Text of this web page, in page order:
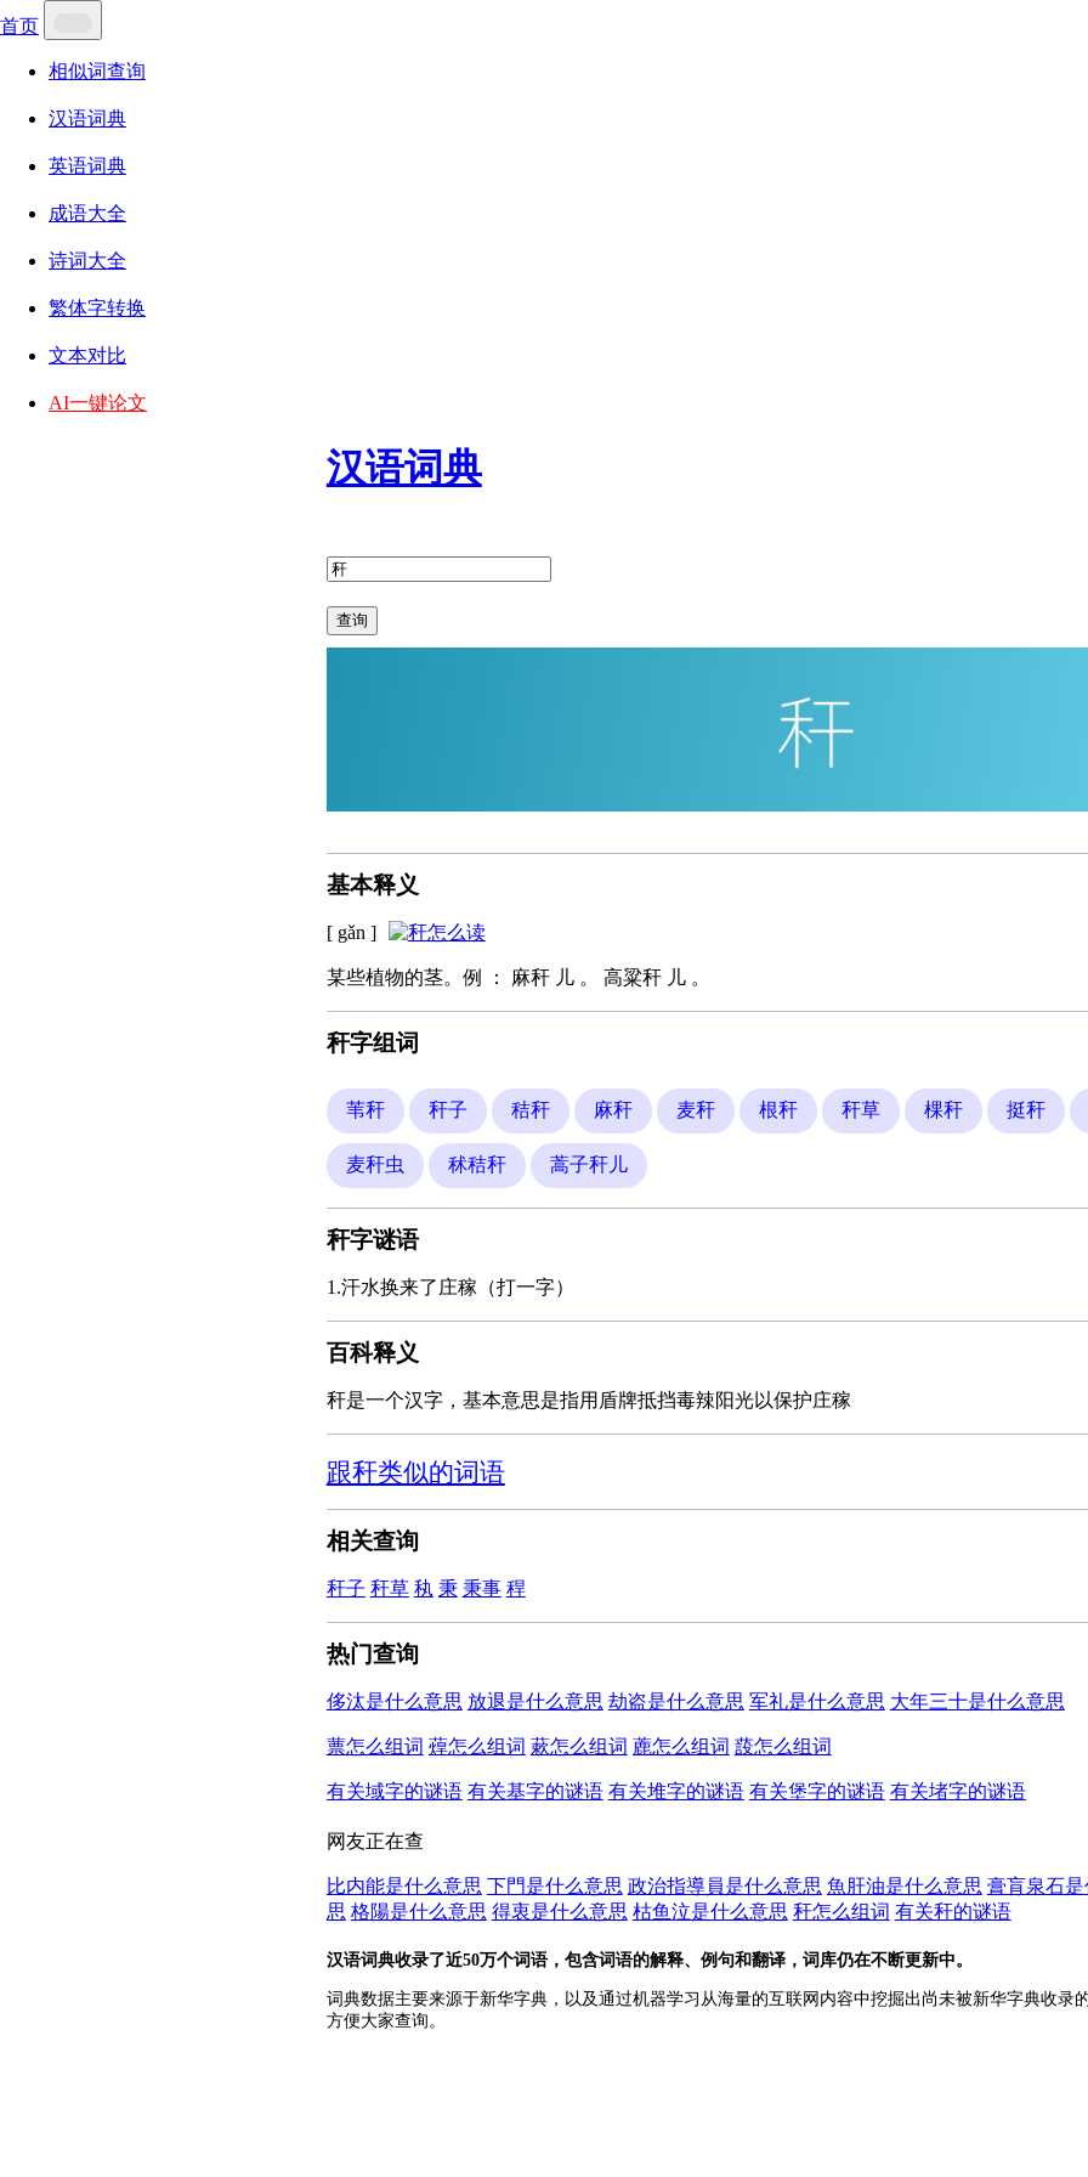
首页
相似词查询
汉语词典
英语词典
成语大全
诗词大全
繁体字转换
文本对比
AI一键论文
汉语词典
查询
基本释义
[ gǎn ]
某些植物的茎。例 ： 麻秆 儿 。 高粱秆 儿 。
秆字组词
苇秆 秆子 秸秆 麻秆 麦秆 根秆 秆草 棵秆 挺秆
麦秆虫 秫秸秆 蒿子秆儿
秆字谜语
1.汗水换来了庄稼（打一字）
百科释义
秆是一个汉字，基本意思是指用盾牌抵挡毒辣阳光以保护庄稼
跟秆类似的词语
相关查询
秆子 秆草 秇 秉 秉事 稈
热门查询
侈汰是什么意思 放退是什么意思 劫盗是什么意思 军礼是什么意思 大年三十是什么意思
蔈怎么组词 蔊怎么组词 蔌怎么组词 蔍怎么组词 蔎怎么组词
有关域字的谜语 有关基字的谜语 有关堆字的谜语 有关堡字的谜语 有关堵字的谜语
网友正在查
比内能是什么意思 下門是什么意思 政治指導員是什么意思 魚肝油是什么意思 膏肓泉石
思 格陽是什么意思 得衷是什么意思 枯鱼泣是什么意思 秆怎么组词 有关秆的谜语
汉语词典收录了近50万个词语，包含词语的解释、例句和翻译，词库仍在不断更新中。
词典数据主要来源于新华字典，以及通过机器学习从海量的互联网内容中挖掘出尚未被新华字典收录
方便大家查询。